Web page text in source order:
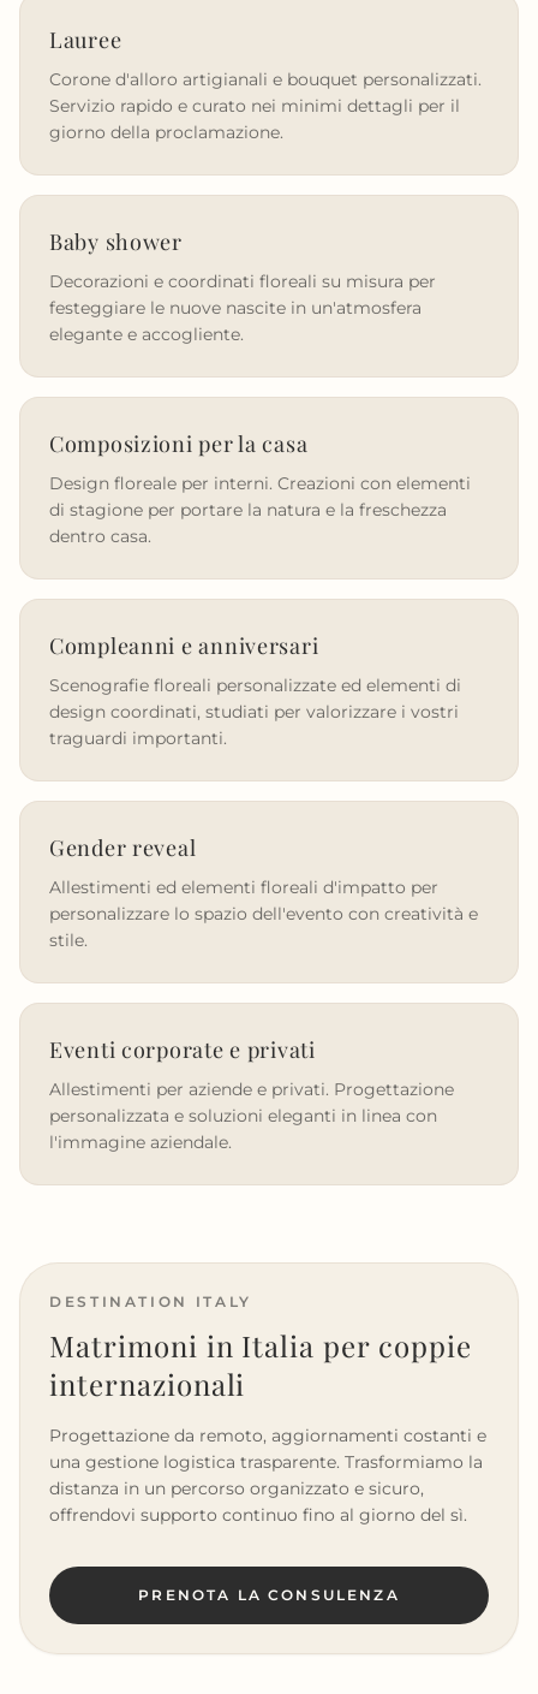
Lauree
Corone d'alloro artigianali e bouquet personalizzati.
Servizio rapido e curato nei minimi dettagli per il
giorno della proclamazione.
Baby shower
Decorazioni e coordinati floreali su misura per
festeggiare le nuove nascite in un'atmosfera
elegante e accogliente.
Composizioni per la casa
Design floreale per interni. Creazioni con elementi
di stagione per portare la natura e la freschezza
dentro casa.
Compleanni e anniversari
Scenografie floreali personalizzate ed elementi di
design coordinati, studiati per valorizzare i vostri
traguardi importanti.
Gender reveal
Allestimenti ed elementi floreali d'impatto per
personalizzare lo spazio dell'evento con creatività e
stile.
Eventi corporate e privati
Allestimenti per aziende e privati. Progettazione
personalizzata e soluzioni eleganti in linea con
l'immagine aziendale.
DESTINATION ITALY
Matrimoni in Italia per coppie
internazionali
Progettazione da remoto, aggiornamenti costanti e
una gestione logistica trasparente. Trasformiamo la
distanza in un percorso organizzato e sicuro,
offrendovi supporto continuo fino al giorno del sì.
PRENOTA LA CONSULENZA